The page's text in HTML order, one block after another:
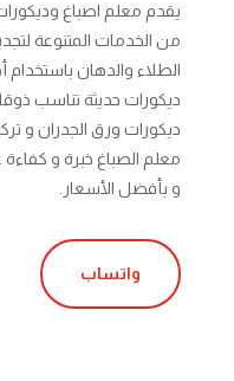
يقدم معلم اصباغ
من الخدمات المتنوعة
الطلاء والدهان باستخدام
ديكورات حديثة تناسب
ديكورات ورق الجدران و
معلم الصباغ خبرة و
و بأفضل الأسعار.
واتساب